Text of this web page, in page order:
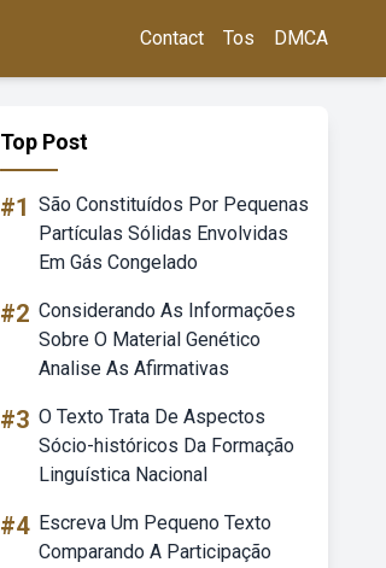
Contact Tos DMCA
Top Post
#1 São Constituídos Por Pequenas
Partículas Sólidas Envolvidas
Em Gás Congelado
#2 Considerando As Informações
Sobre O Material Genético
Analise As Afirmativas
#3 O Texto Trata De Aspectos
Sócio-históricos Da Formação
Linguística Nacional
#4 Escreva Um Pequeno Texto
Comparando A Participação